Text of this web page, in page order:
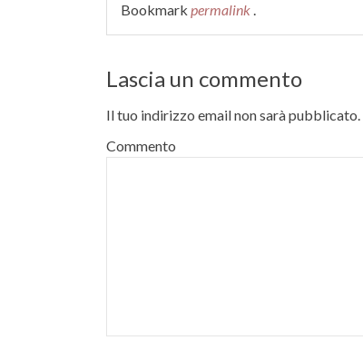
Bookmark permalink .
Lascia un commento
Il tuo indirizzo email non sarà pubblicato.
Commento